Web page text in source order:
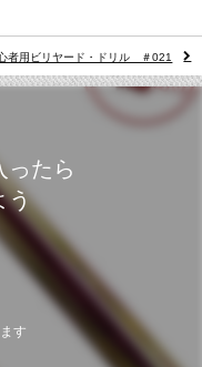
者用ビリヤード・ドリル ＃021
ったら
う
す